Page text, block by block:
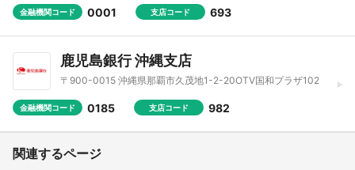
金融機関コード 0001 支店コード 693
鹿児島銀行 沖縄支店
〒900-0015 沖縄県那覇市久茂地1-2-20OTV国和プラザ102
金融機関コード 0185 支店コード 982
関連するページ